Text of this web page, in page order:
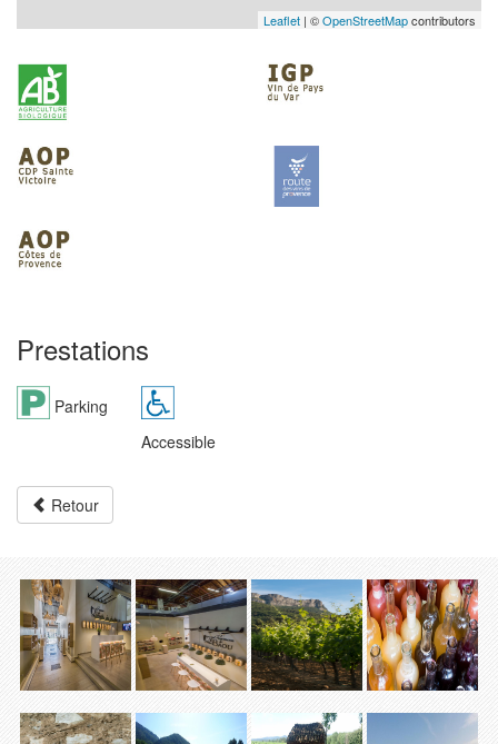
Leaflet | ©OpenStreetMapcontributors
Prestations
Parking
Accessible
Retour